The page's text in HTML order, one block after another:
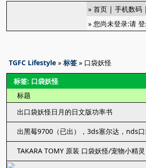
»首页 |手机数码
» 您尚未登录:请
TGFC Lifestyle »标签 » 口袋妖怪
标签: 口袋妖怪
标题
出口袋妖怪日月的日文版功率书
出黑莓9700（已出），3ds塞尔达，nds
TAKARA TOMY 原装 口袋妖怪/宠物小精